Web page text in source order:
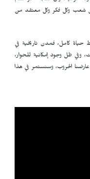
شعب وكل فكر وكل معتقد من
حياة كامل، فمدن تاريخية في
وفي ظل وجود إمكانية للحوار،
عارضنا الحروب، وسنستمر في هذا